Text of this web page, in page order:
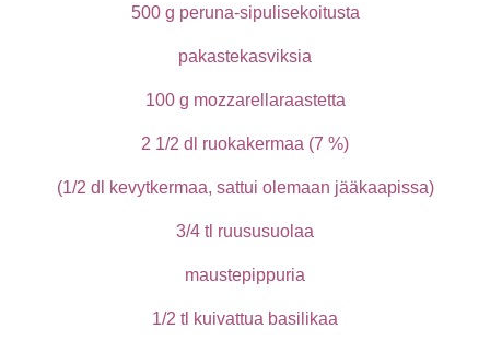
500 g peruna-sipulisekoitusta
pakastekasviksia
100 g mozzarellaraastetta
2 1/2 dl ruokakermaa (7 %)
(1/2 dl kevytkermaa, sattui olemaan jääkaapissa)
3/4 tl ruususuolaa
maustepippuria
1/2 tl kuivattua basilikaa